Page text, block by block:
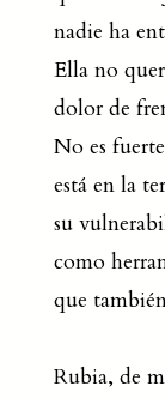
nadie ha
Ella no
dolor de
No es
está en la
su
como
que
Rubia, de